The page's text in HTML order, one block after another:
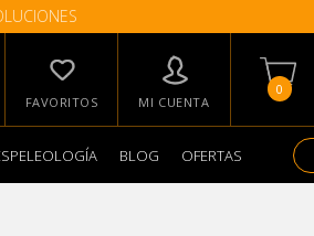
FAVORITOS MI CUENTA
0
BLOG OFERTAS